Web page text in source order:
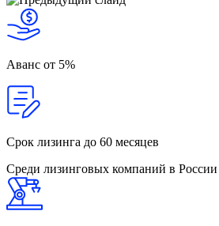
Аванс от 5%
Срок лизинга до 60 месяцев
Среди лизинговых компаний в России